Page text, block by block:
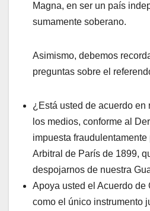
Magna, en ser un país
sumamente soberano.
Asimismo, debemos
preguntas sobre el
¿Está usted de acuerdo en
los medios, conforme al
impuesta
Arbitral de París de 1899,
despojarnos de nuestra
Apoya usted el Acuerdo de
como el único instrumento